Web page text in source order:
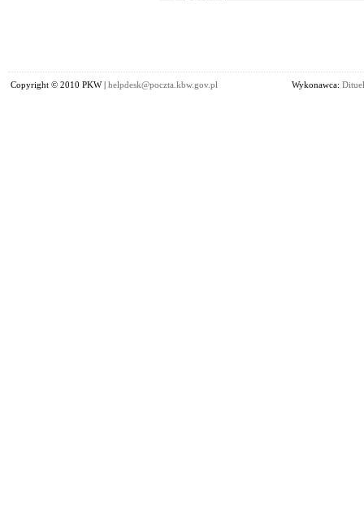
Copyright © 2010 PKW | helpdesk@poczta.kbw.gov.pl Wykonawca: